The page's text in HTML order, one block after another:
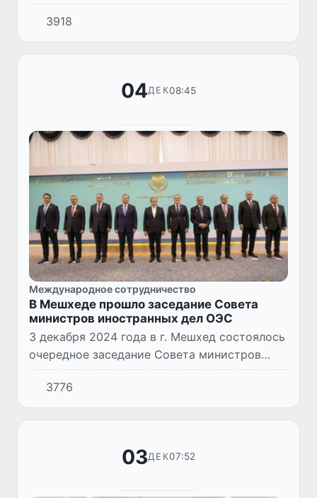
провел встречу с министром иностранных и
европейских дел Хорватии Гордоном
Грличем Радманом.
3918
04ДЕК08:45
Международное сотрудничество
В Мешхеде прошло заседание Совета
министров иностранных дел ОЭС
3 декабря 2024 года в г. Мешхед состоялось
очередное заседание Совета министров
иностранных дел государств - членов
Организации экономического
сотрудничества (ОЭС).
3776
03ДЕК07:52